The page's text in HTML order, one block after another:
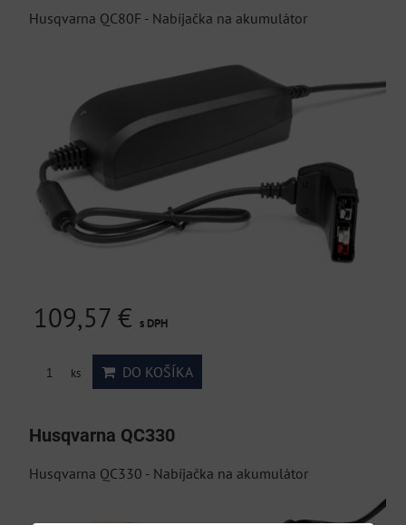
Husqvarna QC80F - Nabíjačka na akumulátor
109,57 € s DPH
ks DO KOŠÍKA
Husqvarna QC330
Husqvarna QC330 - Nabíjačka na akumulátor